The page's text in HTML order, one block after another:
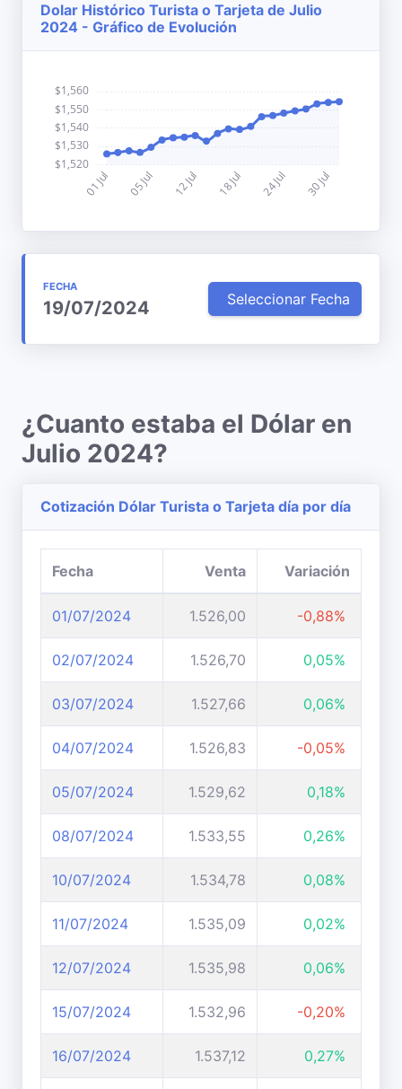
Dolar Histórico Turista o Tarjeta de Julio
2024 - Gráfico de Evolución
FECHA
19/07/2024 Seleccionar Fecha
¿Cuanto estaba el Dólar en
Julio 2024?
Cotización Dólar Turista o Tarjeta día por día
Fecha Venta Variación
01/07/2024 1.526,00 -0,88%
02/07/2024 1.526,70 0,05%
03/07/2024 1.527,66 0,06%
04/07/2024 1.526,83 -0,05%
05/07/2024 1.529,62 0,18%
08/07/2024 1.533,55 0,26%
10/07/2024 1.534,78 0,08%
11/07/2024 1.535,09 0,02%
12/07/2024 1.535,98 0,06%
15/07/2024 1.532,96 -0,20%
16/07/2024 1.537,12 0,27%